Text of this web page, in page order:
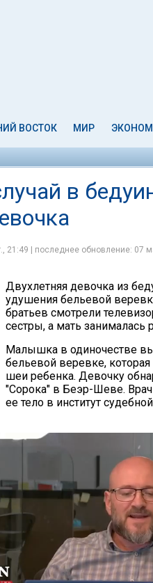
ВОСТОК МИР
в
21:49 | последнее обновление: 07
Двухлетняя девочка из
удушения бельевой
братьев смотрели
сестры, а мать занималась
Малышка в одиночестве
бельевой веревке,
шеи ребенка. Девочку
"Сорока" в Беэр-Шеве.
ее тело в институт